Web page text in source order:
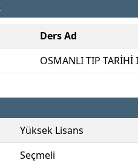
Ders Ad
OSMANLI TIP TARİHİ I
Yüksek Lisans
Seçmeli